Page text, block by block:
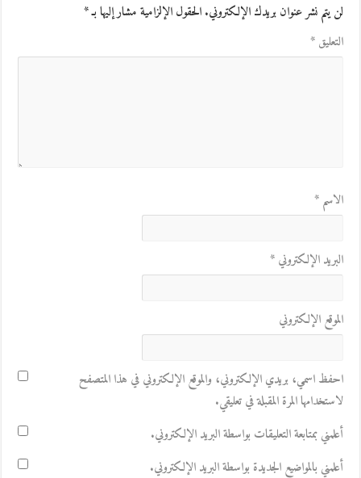
لن يتم نشر عنوان بريدك الإلكتروني.الحقول الإلزامية مشار إليها بـ*
التعليق*
الاسم*
البريد الإلكتروني*
الموقع الإلكتروني
احفظ اسمي، بريدي الإلكتروني، والموقع الإلكتروني في هذا المتصفح
لاستخدامها المرة المقبلة في تعليقي.
أعلمني بمتابعة التعليقات بواسطة البريد الإلكتروني.
أعلمني بالمواضيع الجديدة بواسطة البريد الإلكتروني.